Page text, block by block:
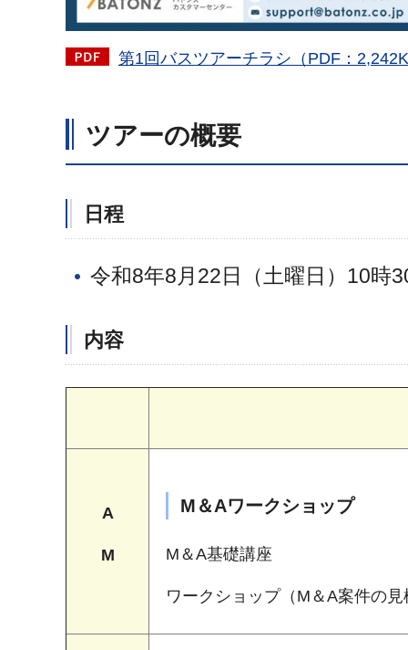
第1回バスツアーチラシ（PDF：
ツアーの概要
日程
令和8年8月22日（土曜日）10時
内容
A
M
M＆Aワークショップ
M＆A基礎講座
ワークショップ（M＆A案件の